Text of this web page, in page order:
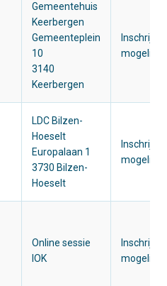
Gemeentehuis
Keerbergen
Gemeenteplein
10
3140
Keerbergen
mogelijk
LDC Bilzen-
Hoeselt
Europalaan 1
3730 Bilzen-
Hoeselt
mogelijk
Online sessie
IOK
mogelijk